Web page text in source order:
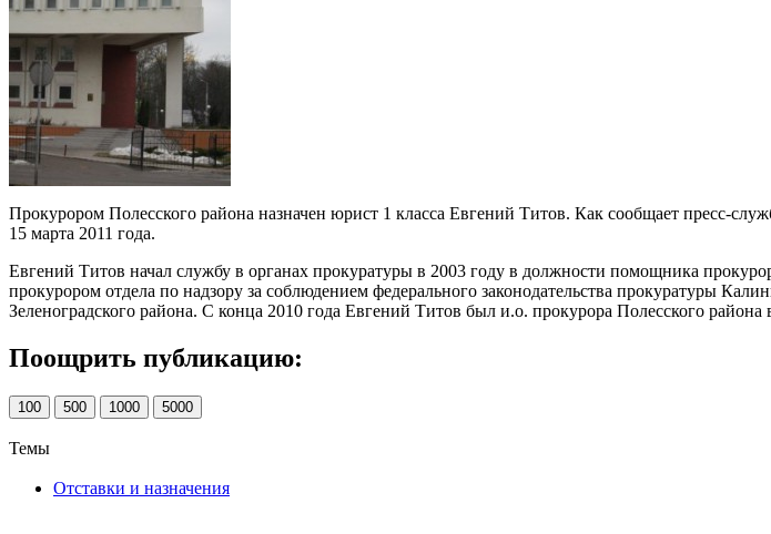
Прокурором Полесского района назначен юрист 1 класса Евгений Титов. Как сообщает пресс-
15 марта 2011 года.
Евгений Титов начал службу в органах прокуратуры в 2003 году в должности помощника
прокурором отдела по надзору за соблюдением федерального законодательства прокуратуры
Зеленоградского района. С конца 2010 года Евгений Титов был и.о. прокурора Полесского
Поощрить публикацию:
100 500 1000 5000
Темы
Отставки и назначения